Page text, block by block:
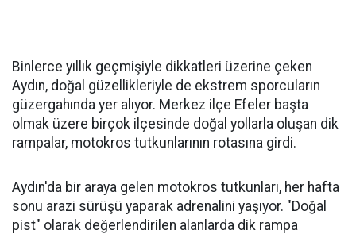
Binlerce yıllık geçmişiyle dikkatleri üzerine çeken
Aydın, doğal güzellikleriyle de ekstrem sporcuların
güzergahında yer alıyor. Merkez ilçe Efeler başta
olmak üzere birçok ilçesinde doğal yollarla oluşan dik
rampalar, motokros tutkunlarının rotasına girdi.
Aydın'da bir araya gelen motokros tutkunları, her hafta
sonu arazi sürüşü yaparak adrenalini yaşıyor. "Doğal
pist" olarak değerlendirilen alanlarda dik rampa